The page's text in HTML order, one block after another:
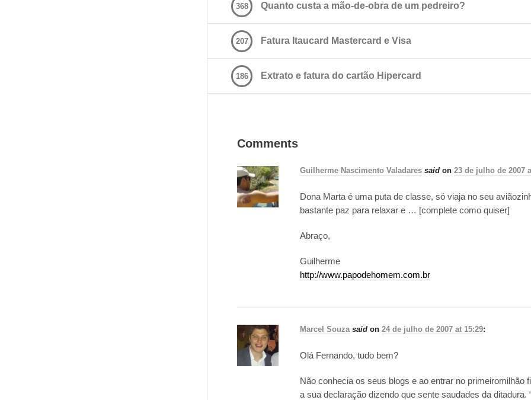
Quanto custa a mão-de-obra de um pedreiro?
368
Fatura Itaucard Mastercard e Visa
207
Extrato e fatura do cartão Hipercard
186
Comments
Guilherme Nascimento Valadares said on23 de julho de 2007
Dona Marta é uma puta de classe, só viaja no seu
bastante paz para relaxar e … [complete como quiser]
Abraço,
Guilherme
http://www.papodehomem.com.br
Marcel Souza said on24 de julho de 2007 at 15:29:
Olá Fernando, tudo bem?
Não conhecia os seus blogs e ao entrar no primeiromilhão
a sua declaração dizendo que sente saudades da ditadura.